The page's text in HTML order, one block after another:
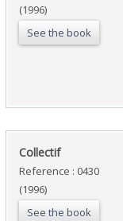
(1996)
See the book
‎Collectif‎
Reference : 0430
(1996)
See the book